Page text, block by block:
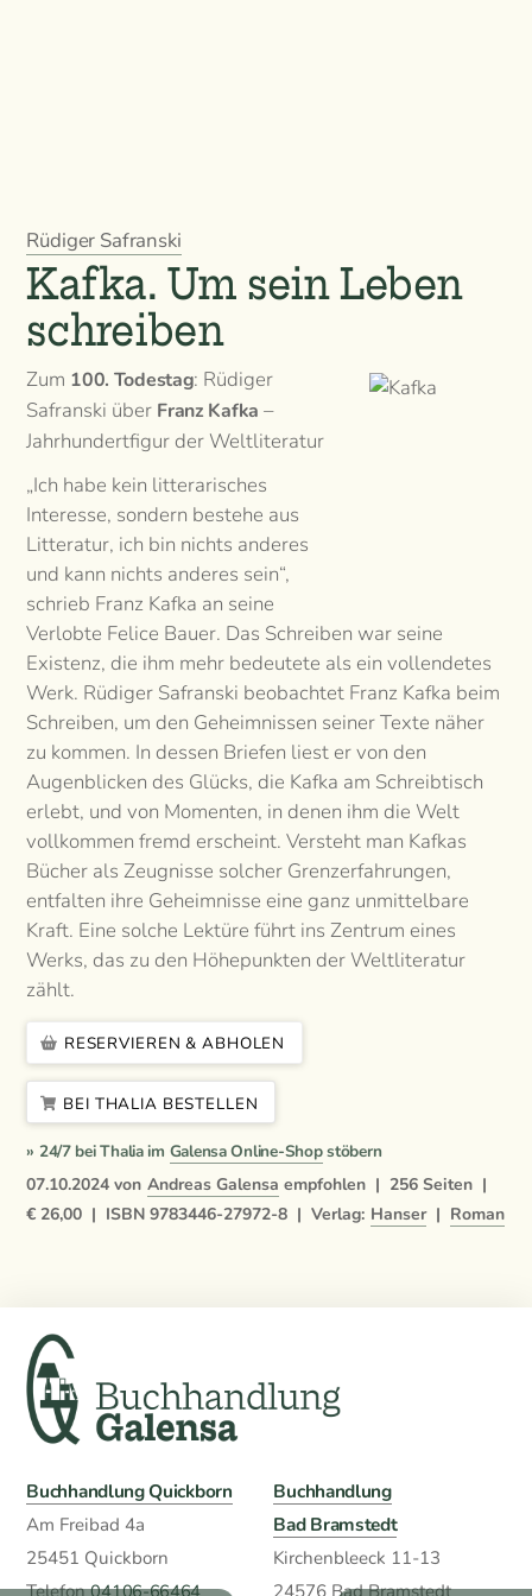
Rüdiger Safranski
Kafka. Um sein Leben
schreiben
Zum 100. Todestag: Rüdiger
Safranski über Franz Kafka –
Jahrhundertfigur der Weltliteratur
„Ich habe kein litterarisches
Interesse, sondern bestehe aus
Litteratur, ich bin nichts anderes
und kann nichts anderes sein“,
schrieb Franz Kafka an seine
Verlobte Felice Bauer. Das Schreiben war seine
Existenz, die ihm mehr bedeutete als ein vollendetes
Werk. Rüdiger Safranski beobachtet Franz Kafka beim
Schreiben, um den Geheimnissen seiner Texte näher
zu kommen. In dessen Briefen liest er von den
Augenblicken des Glücks, die Kafka am Schreibtisch
erlebt, und von Momenten, in denen ihm die Welt
vollkommen fremd erscheint. Versteht man Kafkas
Bücher als Zeugnisse solcher Grenzerfahrungen,
entfalten ihre Geheimnisse eine ganz unmittelbare
Kraft. Eine solche Lektüre führt ins Zentrum eines
Werks, das zu den Höhepunkten der Weltliteratur
zählt.
RESERVIEREN & ABHOLEN
BEI THALIA BESTELLEN
» 24/7 bei Thalia im Galensa Online-Shopstöbern
07.10.2024 von Andreas Galensa empfohlen | 256Seiten |
€ 26,00 | ISBN 9783446-27972-8 |Verlag: Hanser | Roman
Buchhandlung Quickborn
Am Freibad 4a
25451 Quickborn
Buchhandlung
Bad Bramstedt
Kirchenbleeck 11-13